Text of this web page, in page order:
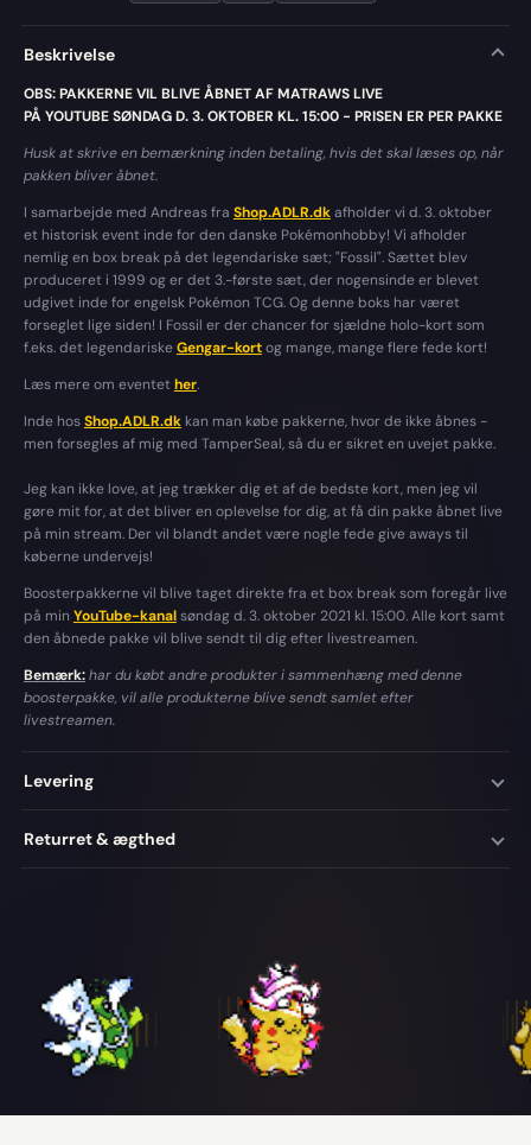
Beskrivelse
OBS: PAKKERNE VIL BLIVE ÅBNET AF MATRAWS LIVE
PÅ YOUTUBE SØNDAG D. 3. OKTOBER KL. 15:00 - PRISEN ER PER PAKKE
Husk at skrive en bemærkning inden betaling, hvis det skal læses op, når
pakken bliver åbnet.
I samarbejde med Andreas fra Shop.ADLR.dkafholder vi d. 3. oktober
et historisk event inde for den danske Pokémonhobby! Vi afholder
nemlig en box break på det legendariske sæt; "Fossil". Sættet blev
produceret i 1999 og er det 3.-første sæt, der nogensinde er blevet
udgivet inde for engelsk Pokémon TCG. Og denne boks har været
forseglet lige siden! I Fossil er der chancer for sjældne holo-kort som
f.eks. det legendariskeGengar-kortog mange, mange flere fede kort!
Læs mere om eventether.
Inde hosShop.ADLR.dkkan man købe pakkerne, hvor de ikke åbnes -
men forsegles af mig med TamperSeal, så du er sikret en uvejet pakke.
Jeg kan ikke love, at jeg trækker dig et af de bedste kort, men jeg vil
gøre mit for, at det bliver en oplevelse for dig, at få din pakke åbnet live
på min stream. Der vil blandt andet være nogle fede give aways til
køberne undervejs!
Boosterpakkerne vil blive taget direkte fra et box break som foregår live
på min YouTube-kanalsøndag d. 3. oktober 2021 kl. 15:00. Alle kort samt
den åbnede pakke vil blive sendt til dig efter livestreamen.
Bemærk:har du købt andre produkter i sammenhæng med denne
boosterpakke, vil alle produkterne blive sendt samlet efter
livestreamen.
Levering
Returret & ægthed